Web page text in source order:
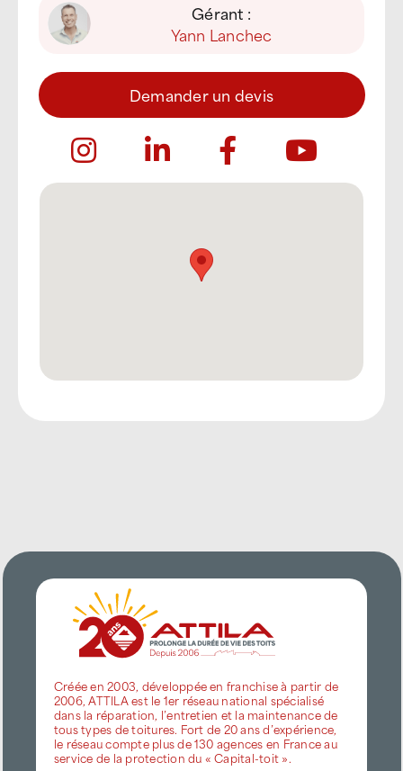
Gérant :
Yann Lanchec
Demander un devis
Créée en 2003, développée en franchise à partir de
2006, ATTILA est le 1er réseau national spécialisé
dans la réparation, l’entretien et la maintenance de
tous types de toitures. Fort de 20 ans d’expérience,
le réseau compte plus de 130 agences en France au
service de la protection du « Capital-toit ».